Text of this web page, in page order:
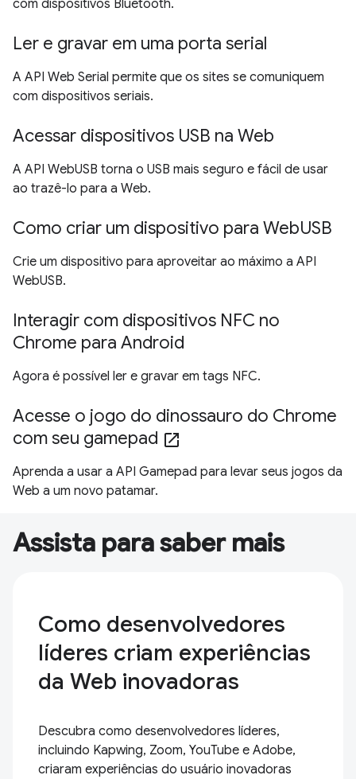
com dispositivos Bluetooth.
Ler e gravar em uma porta serial
A API Web Serial permite que os sites se comuniquem
com dispositivos seriais.
Acessar dispositivos USB na Web
A API WebUSB torna o USB mais seguro e fácil de usar
ao trazê-lo para a Web.
Como criar um dispositivo para WebUSB
Crie um dispositivo para aproveitar ao máximo a API
WebUSB.
Interagir com dispositivos NFC no
Chrome para Android
Agora é possível ler e gravar em tags NFC.
Acesse o jogo do dinossauro do Chrome
com seu gamepad open_in_new
Aprenda a usar a API Gamepad para levar seus jogos da
Web a um novo patamar.
Assista para saber mais
Como desenvolvedores
líderes criam experiências
da Web inovadoras
Descubra como desenvolvedores líderes,
incluindo Kapwing, Zoom, YouTube e Adobe,
criaram experiências do usuário inovadoras